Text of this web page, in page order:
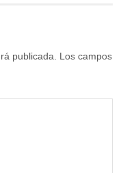
publicada.
Los campos